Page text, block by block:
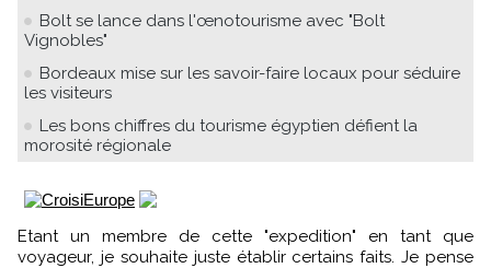
Bolt se lance dans l'œnotourisme avec "Bolt
Vignobles"
Bordeaux mise sur les savoir-faire locaux pour séduire
les visiteurs
Les bons chiffres du tourisme égyptien défient la
morosité régionale
Etant un membre de cette "expedition" en tant que
voyageur, je souhaite juste établir certains faits. Je pense